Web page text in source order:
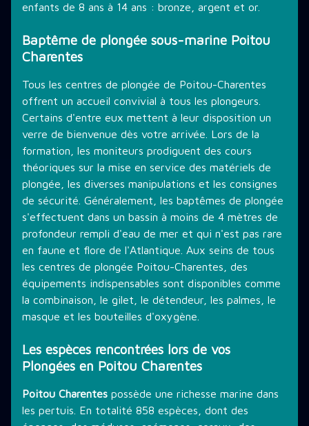
enfants de 8 ans à 14 ans : bronze, argent et or.
Baptême de plongée sous-marine Poitou
Charentes
Tous les centres de plongée de Poitou-Charentes
offrent un accueil convivial à tous les plongeurs.
Certains d'entre eux mettent à leur disposition un
verre de bienvenue dès votre arrivée. Lors de la
formation, les moniteurs prodiguent des cours
théoriques sur la mise en service des matériels de
plongée, les diverses manipulations et les consignes
de sécurité. Généralement, les baptêmes de plongée
s'effectuent dans un bassin à moins de 4 mètres de
profondeur rempli d'eau de mer et qui n'est pas rare
en faune et flore de l'Atlantique. Aux seins de tous
les centres de plongée Poitou-Charentes, des
équipements indispensables sont disponibles comme
la combinaison, le gilet, le détendeur, les palmes, le
masque et les bouteilles d'oxygène.
Les espèces rencontrées lors de vos
Plongées en Poitou Charentes
Poitou Charentes possède une richesse marine dans
les pertuis. En totalité 858 espèces, dont des